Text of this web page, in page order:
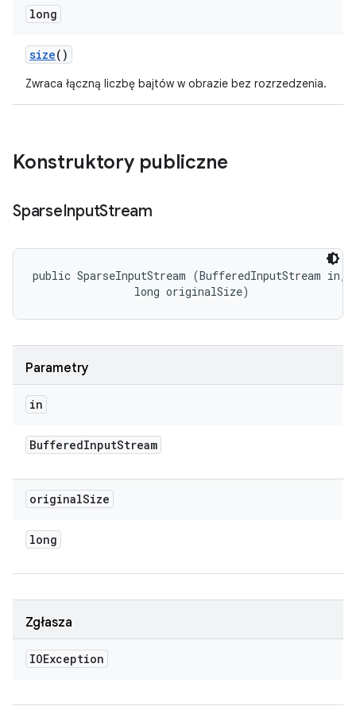
long
size()
Zwraca łączną liczbę bajtów w obrazie bez rozrzedzenia.
Konstruktory publiczne
SparseInputStream
public SparseInputStream (BufferedInputStream in,
                long originalSize)
Parametry
in
BufferedInputStream
originalSize
long
Zgłasza
IOException